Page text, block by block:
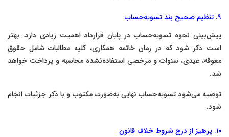
۹. تنظیم صحیح بند تسویه‌حساب
پیش‌بینی نحوه تسویه‌حساب در پایان قرارداد اهمیت زیادی دارد. بهتر
است ذکر شود که در زمان خاتمه همکاری، کلیه مطالبات شامل حقوق
معوقه، عیدی، سنوات و مرخصی استفاده‌نشده محاسبه و پرداخت خواهد
شد.
توصیه می‌شود تسویه‌حساب نهایی به‌صورت مکتوب و با ذکر جزئیات انجام
شود.
۱۰. پرهیز از درج شروط خلاف قانون